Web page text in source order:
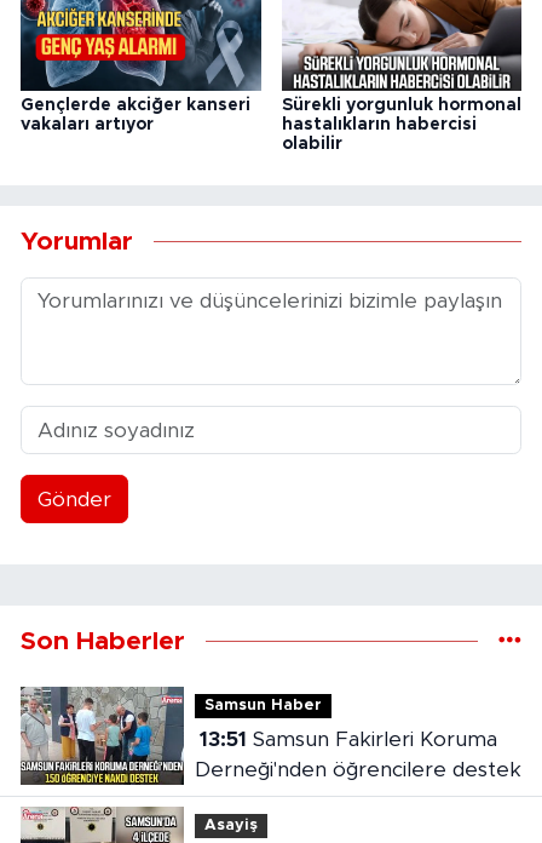
Gençlerde akciğer kanseri
vakaları artıyor
Sürekli yorgunluk hormonal
hastalıkların habercisi
olabilir
Yorumlar
Gönder
Son Haberler
Samsun Haber
13:51
Derneği'nden öğrencilere destek
Asayiş